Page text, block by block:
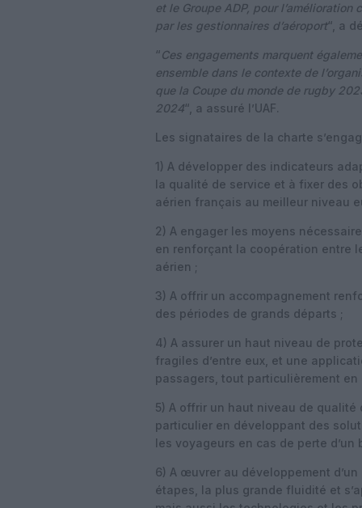
et le Groupe ADP, pour
par les gestionnaires d’aéroport“, a
“Ces engagements marquent
ensemble dans le contexte de
que la Coupe du monde de rugby
2024“, a assuré l’UAF.
Les signataires de la charte
1) A développer des indicateurs
la qualité de service et à fixer des
aérien français au meilleur niveau
2) A engager les moyens
en renforçant la coopération entre
aérien ;
3) A offrir un accompagnement
des périodes de grands départs ;
4) A assurer un haut niveau de
fragiles d’entre eux, et une
passagers, tout particulièrement en
5) A offrir un haut niveau de
particulier en développant des
les voyageurs en cas de perte d’un
6) A œuvrer au développement
étapes, la plus grande fluidité et